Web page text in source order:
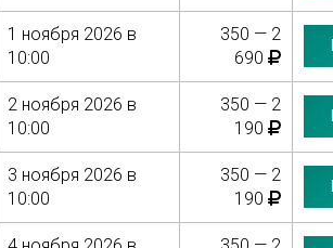
1 ноября 2026 в
10:00
350 — 2
690
2 ноября 2026 в
10:00
350 — 2
190
3 ноября 2026 в
10:00
350 — 2
190